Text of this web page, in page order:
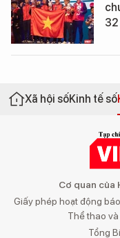
32
Xã hội sốKinh tế số
Cơ quan của
Giấy phép hoạt động
Thể thao
Tổng